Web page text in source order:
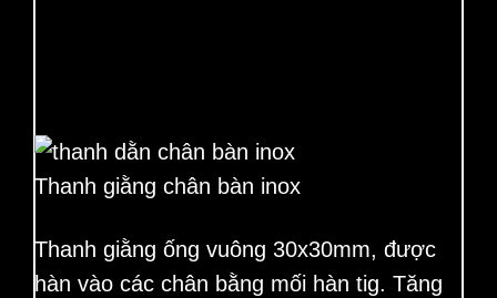
Thanh giằng chân bàn inox
Thanh giằng ống vuông 30x30mm, được
hàn vào các chân bằng mối hàn tig. Tăng